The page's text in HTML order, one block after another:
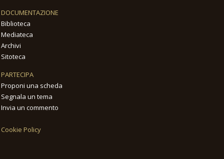
DOCUMENTAZIONE
Biblioteca
Mediateca
Archivi
Sitoteca
PARTECIPA
Proponi una scheda
Segnala un tema
Invia un commento
Cookie Policy